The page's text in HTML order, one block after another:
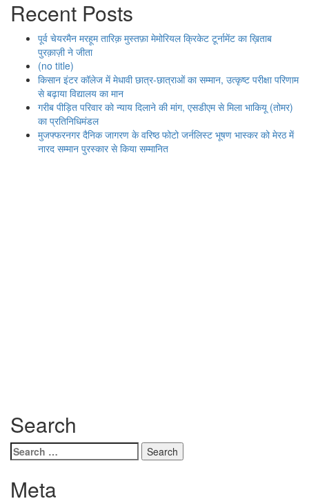
Recent Posts
पूर्व चेयरमैन मरहूम तारिक़ मुस्तफ़ा मेमोरियल क्रिकेट टूर्नामेंट का ख़िताब
पुरक़ाज़ी ने जीता
(no title)
किसान इंटर कॉलेज में मेधावी छात्र-छात्राओं का सम्मान, उत्कृष्ट परीक्षा परिणाम
से बढ़ाया विद्यालय का मान
गरीब पीड़ित परिवार को न्याय दिलाने की मांग, एसडीएम से मिला भाकियू (तोमर)
का प्रतिनिधिमंडल
मुजफ्फरनगर दैनिक जागरण के वरिष्ठ फोटो जर्नलिस्ट भूषण भास्कर को मेरठ में
नारद सम्मान पुरस्कार से किया सम्मानित
Search
Search
for:
Meta